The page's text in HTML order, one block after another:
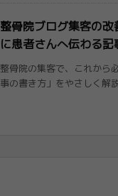
整骨院ブログ集客の
に患者さんへ伝わる記
整骨院の集客で、これから
事の書き方」をやさしく解